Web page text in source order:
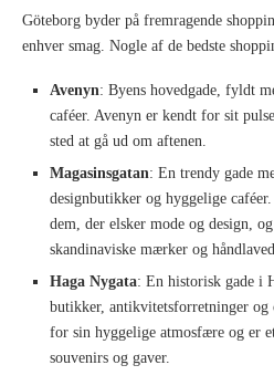
Göteborg byder på fremragende
enhver smag. Nogle af de bedste
Avenyn: Byens hovedgade, fyldt
caféer. Avenyn er kendt for sit
sted at gå ud om aftenen.
Magasinsgatan: En trendy gade
designbutikker og hyggelige
dem, der elsker mode og design,
skandinaviske mærker og
Haga Nygata: En historisk gade i
butikker, antikvitetsforretninger og
for sin hyggelige atmosfære og er
souvenirs og gaver.